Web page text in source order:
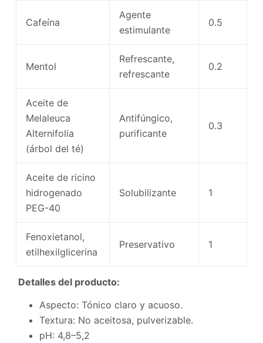
Cafeína
Agente
estimulante
0.5
Mentol
Refrescante,
refrescante
0.2
Aceite de
Melaleuca
Alternifolia
(árbol del té)
Antifúngico,
purificante
0.3
Aceite de ricino
hidrogenado
PEG-40
Solubilizante 1
Fenoxietanol,
etilhexilglicerina
Preservativo 1
Detalles del producto:
Aspecto: Tónico claro y acuoso.
Textura: No aceitosa, pulverizable.
pH: 4,8–5,2